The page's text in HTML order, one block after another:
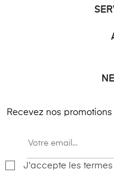
Recevez nos
J'accepte les